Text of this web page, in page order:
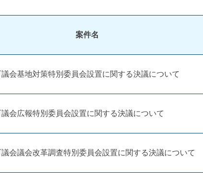
案件名
会基地対策特別委員会設置に関する決議について
会広報特別委員会設置に関する決議について
会議会改革調査特別委員会設置に関する決議について